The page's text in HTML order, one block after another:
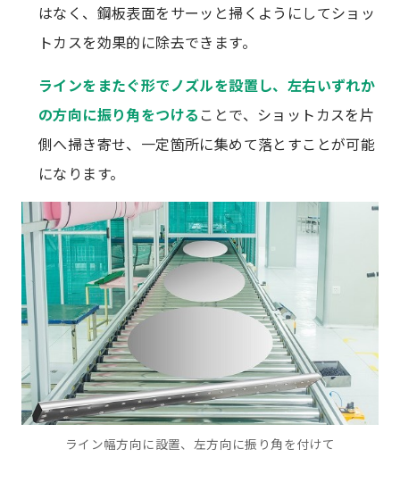
はなく、鋼板表面をサーッと掃くようにしてショッ
トカスを効果的に除去できます。
ラインをまたぐ形でノズルを設置し、左右いずれか
の方向に振り角をつける ことで、ショットカスを片
側へ掃き寄せ、一定箇所に集めて落とすことが可能
になります。
ライン幅方向に設置、左方向に振り角を付けて